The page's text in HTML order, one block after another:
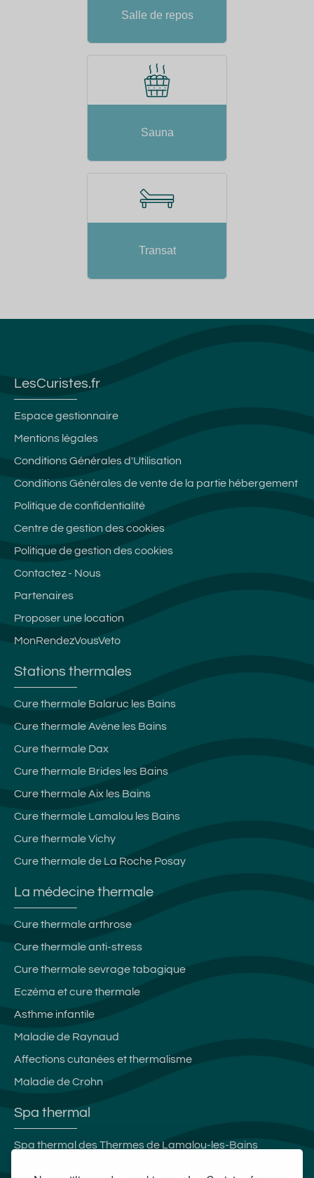
Salle de repos
Sauna
Transat
LesCuristes.fr
Espace gestionnaire
Mentions légales
Conditions Générales d'Utilisation
Conditions Générales de vente de la partie hébergement
Politique de confidentialité
Centre de gestion des cookies
Politique de gestion des cookies
Contactez - Nous
Partenaires
Proposer une location
MonRendezVousVeto
Stations thermales
Cure thermale Balaruc les Bains
Cure thermale Avène les Bains
Cure thermale Dax
Cure thermale Brides les Bains
Cure thermale Aix les Bains
Cure thermale Lamalou les Bains
Cure thermale Vichy
Cure thermale de La Roche Posay
La médecine thermale
Cure thermale arthrose
Cure thermale anti-stress
Cure thermale sevrage tabagique
Eczéma et cure thermale
Asthme infantile
Maladie de Raynaud
Affections cutanées et thermalisme
Maladie de Crohn
Spa thermal
Spa thermal des Thermes de Lamalou-les-Bains